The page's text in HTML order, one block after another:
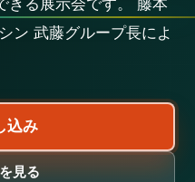
きる展示会です。 藤本
ン 武藤グループ長によ
込み
見る